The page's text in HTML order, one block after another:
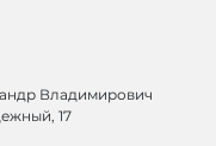
Владимирович
17